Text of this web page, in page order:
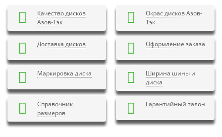
Качество дисков
Азов-Тэк
Окрас дисков Азов-
Тэк
Доставка дисков Оформление заказа
Маркировка диска
Ширина шины и
диска
Справочник
размеров
Гарантийный талон